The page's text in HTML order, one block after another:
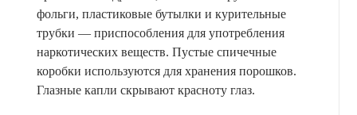
фольги, пластиковые бутылки и курительные
трубки — приспособления для употребления
наркотических веществ. Пустые спичечные
коробки используются для хранения порошков.
Глазные капли скрывают красноту глаз.